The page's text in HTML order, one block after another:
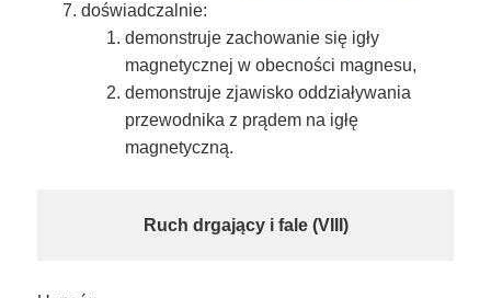
doświadczalnie:
demonstruje zachowanie się igły
magnetycznej w obecności magnesu,
demonstruje zjawisko oddziaływania
przewodnika z prądem na igłę
magnetyczną.
Ruch drgający i fale (VIII)